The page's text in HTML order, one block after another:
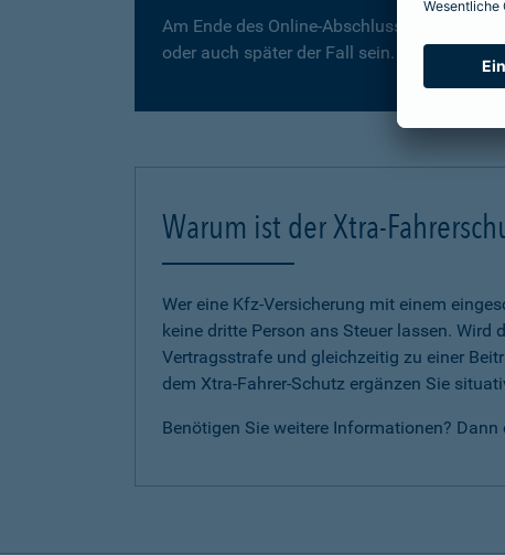
Am Ende des Online-Abschlusses können
oder auch später der Fall sein.
Warum ist der Xtra-
Wer eine Kfz-Versicherung mit einem
keine dritte Person ans Steuer lassen.
Vertragsstrafe und gleichzeitig zu einer
dem Xtra-Fahrer-Schutz ergänzen Sie
Benötigen Sie weitere Informationen?